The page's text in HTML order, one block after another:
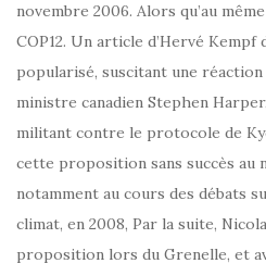
novembre 2006. Alors qu’au
COP12. Un article d’Hervé Kempf
popularisé, suscitant une
ministre canadien Stephen
militant contre le protocole de
cette proposition sans succès au
notamment au cours des débats
climat, en 2008, Par la suite,
proposition lors du Grenelle, et